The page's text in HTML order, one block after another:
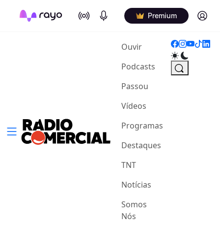
On Air Podcasts Premium Log in
Ouvir(current)
Podcasts
Passou
Vídeos
Programas
Destaques
TNT
Notícias
Somos
Nós